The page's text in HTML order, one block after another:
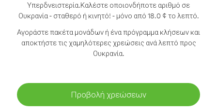
Υπερδνειστερία.Καλέστε οποιονδήποτε αριθμό σε
Ουκρανία - σταθερό ή κινητό! - μόνο από 18.0 ¢ το λεπτό.
Αγοράστε πακέτα μονάδων ή ένα πρόγραμμα κλήσεων και
αποκτήστε τις χαμηλότερες χρεώσεις ανά λεπτό προς
Ουκρανία.
Προβολή χρεώσεων